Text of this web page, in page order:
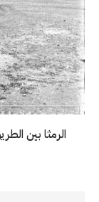
الرمثا بين